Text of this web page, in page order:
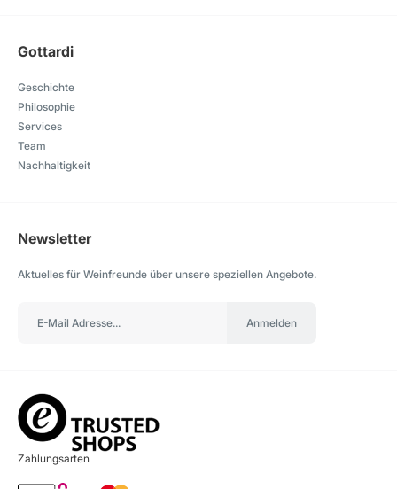
Gottardi
Geschichte
Philosophie
Services
Team
Nachhaltigkeit
Newsletter
Aktuelles für Weinfreunde über unsere speziellen Angebote.
Anmelden
Zahlungsarten